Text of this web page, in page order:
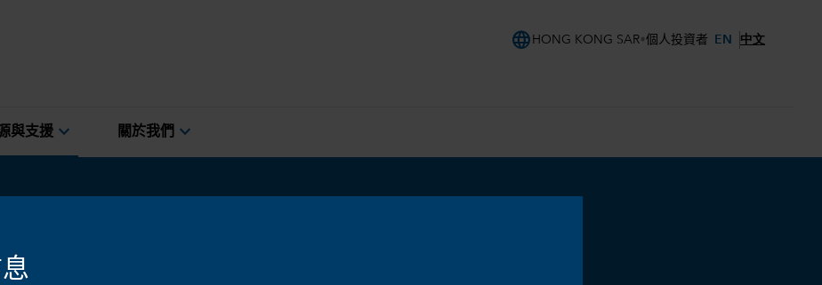
language HONG KONG SAR 個人投資者 EN 中文
與支援 expand_more 關於我們 expand_more
盧森堡基金